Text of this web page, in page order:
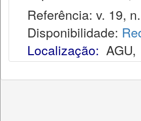
Referência: v. 19,
Disponibilidade:
Localização: AGU,